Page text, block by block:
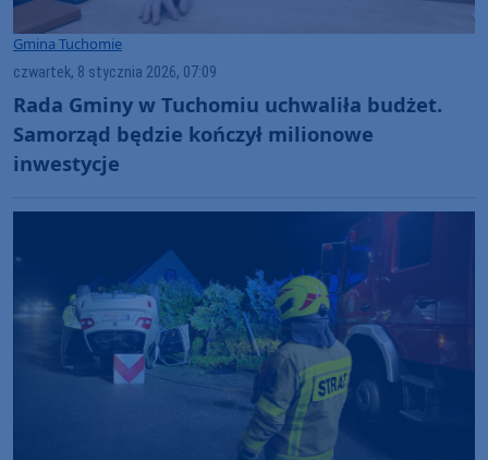
Gmina Tuchomie
czwartek, 8 stycznia 2026, 07:09
Rada Gminy w Tuchomiu uchwaliła budżet.
Samorząd będzie kończył milionowe
inwestycje